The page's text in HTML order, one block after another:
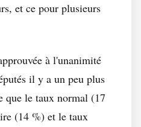
et ce pour plusieurs
à l'unanimité
il y a un peu plus
que le taux normal (17
(14 %) et le taux